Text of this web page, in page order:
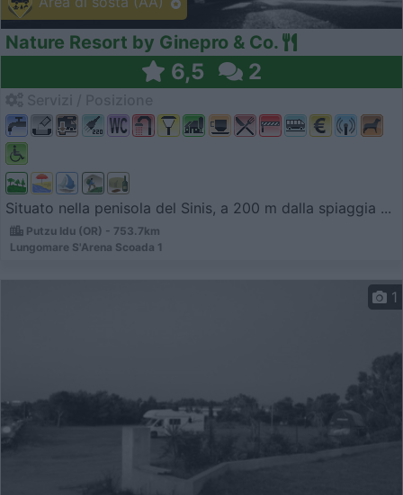
Nature Resort by Ginepro & Co.
6,5 2
Situato nella penisola del Sinis, a 200 m dalla spiaggia ...
Putzu Idu (OR) - 753.7km
Lungomare S'Arena Scoada 1
1